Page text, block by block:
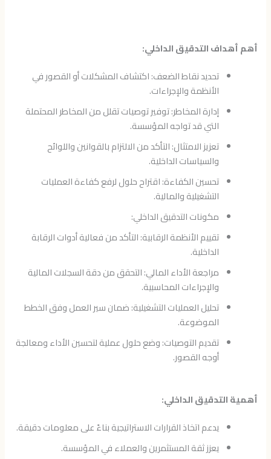
أهم أهداف التدقيق الداخلي:
تحديد نقاط الضعف: اكتشاف المشكلات أو القصور في
الأنظمة والإجراءات.
إدارة المخاطر: توفير توصيات تقلل من المخاطر المحتملة
التي قد تواجه المؤسسة.
تعزيز الامتثال: التأكد من الالتزام بالقوانين واللوائح
والسياسات الداخلية.
تحسين الكفاءة: اقتراح حلول لرفع كفاءة العمليات
التشغيلية والمالية.
مكونات التدقيق الداخلي:
تقييم الأنظمة الرقابية: التأكد من فعالية أدوات الرقابة
الداخلية.
مراجعة الأداء المالي: التحقق من دقة السجلات المالية
والإجراءات المحاسبية.
تحليل العمليات التشغيلية: ضمان سير العمل وفق الخطط
الموضوعة.
تقديم التوصيات: وضع حلول عملية لتحسين الأداء ومعالجة
أوجه القصور.
أهمية التدقيق الداخلي:
يدعم اتخاذ القرارات الاستراتيجية بناءً على معلومات دقيقة.
يعزز ثقة المستثمرين والعملاء في المؤسسة.